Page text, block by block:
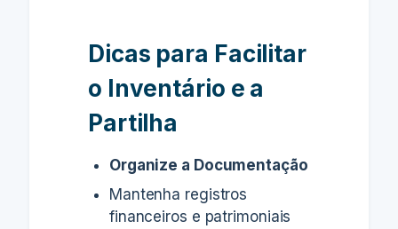
Dicas para Facilitar
o Inventário e a
Partilha
Organize a Documentação
Mantenha registros
financeiros e patrimoniais